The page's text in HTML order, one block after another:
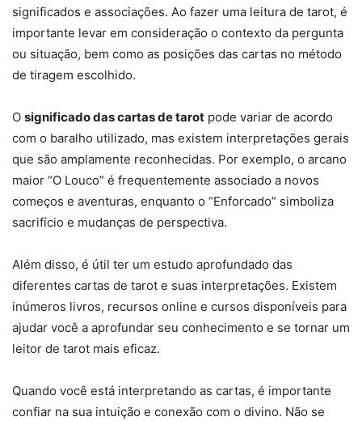
significados e associações. Ao fazer uma leitura de tarot, é
importante levar em consideração o contexto da pergunta
ou situação, bem como as posições das cartas no método
de tiragem escolhido.
O significado das cartas de tarot pode variar de acordo
com o baralho utilizado, mas existem interpretações gerais
que são amplamente reconhecidas. Por exemplo, o arcano
maior “O Louco” é frequentemente associado a novos
começos e aventuras, enquanto o “Enforcado” simboliza
sacrifício e mudanças de perspectiva.
Além disso, é útil ter um estudo aprofundado das
diferentes cartas de tarot e suas interpretações. Existem
inúmeros livros, recursos online e cursos disponíveis para
ajudar você a aprofundar seu conhecimento e se tornar um
leitor de tarot mais eficaz.
Quando você está interpretando as cartas, é importante
confiar na sua intuição e conexão com o divino. Não se